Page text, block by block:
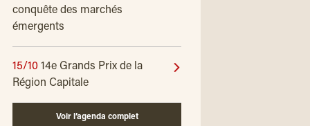
conquête des marchés
émergents
15/10 14e Grands Prix de la
Région Capitale
Voir l’agenda complet